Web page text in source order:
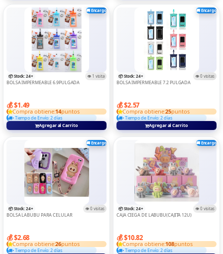
🚚 Encargo
📦 Stock: 24+ 👁️ 1 visita
BOLSA IMPERMEABLE 6.9PULGADA
💰 $1.49
Compra obtiene:14puntos
• Tiempo de Envío: 2 días
Agregar al Carrito
🚚 Encargo
📦 Stock: 24+ 👁️ 0 visitas
BOLSA IMPERMEABLE 7.2 PULGADA
💰 $2.57
Compra obtiene:25puntos
• Tiempo de Envío: 2 días
Agregar al Carrito
🚚 Encargo
📦 Stock: 24+ 👁️ 0 visitas
BOLSA LABUBU PARA CELULAR
💰 $2.68
Compra obtiene:26puntos
• Tiempo de Envío: 2 días
🚚 Encargo
📦 Stock: 24+ 👁️ 0 visitas
CAJA CIEGA DE LABUBU(CAJITA 12U)
💰 $10.82
Compra obtiene:108puntos
• Tiempo de Envío: 2 días